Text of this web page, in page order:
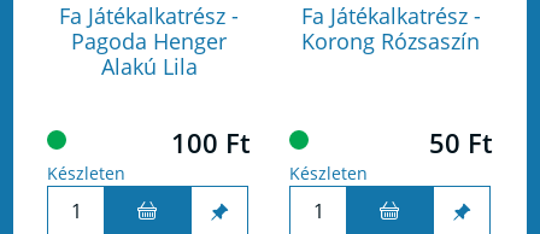
Fa Játékalkatrész -
Pagoda Henger
Alakú Lila
100 Ft
Készleten
Fa Játékalkatrész -
Korong Rózsaszín
50 Ft
Készleten